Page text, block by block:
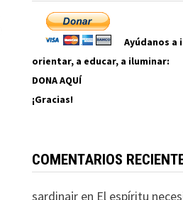
Ayúdanos a
orientar, a educar, a iluminar:
DONA AQUÍ
¡Gracias!
COMENTARIOS
sardinajren El espíritu